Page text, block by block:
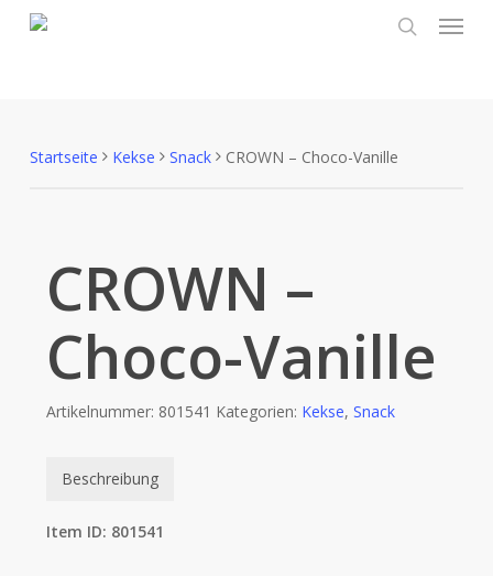
Menu
Startseite Kekse Snack CROWN – Choco-Vanille
CROWN –
Choco-Vanille
Artikelnummer: 801541 Kategorien: Kekse, Snack
Beschreibung
Item ID: 801541